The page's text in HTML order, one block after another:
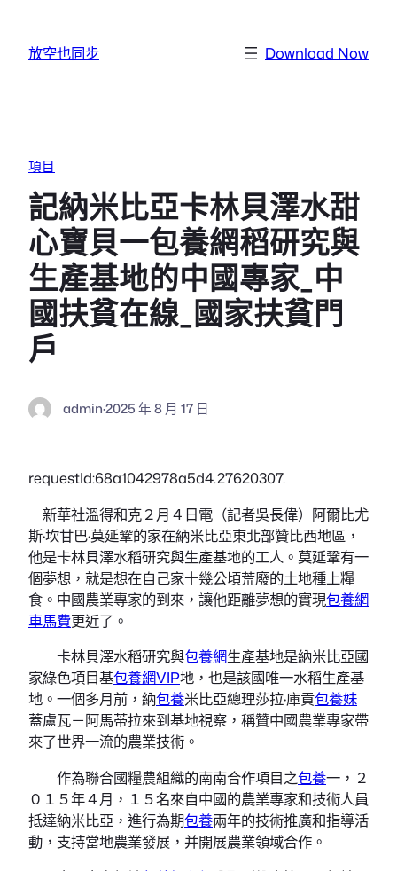
放空也同步 Download Now
項目
記納米比亞卡林貝澤水甜
心寶貝一包養網稻研究與
生產基地的中國專家_中
國扶貧在線_國家扶貧門
戶
admin·2025 年 8 月 17 日
requestId:68a1042978a5d4.27620307.
新華社溫得和克２月４日電（記者吳長偉）阿爾比尤
斯·坎甘巴·莫延鞏的家在納米比亞東北部贊比西地區，
他是卡林貝澤水稻研究與生產基地的工人。莫延鞏有一
個夢想，就是想在自己家十幾公頃荒廢的土地種上糧
食。中國農業專家的到來，讓他距離夢想的實現包養網
車馬費更近了。
卡林貝澤水稻研究與包養網生產基地是納米比亞國
家綠色項目基包養網VIP地，也是該國唯一水稻生產基
地。一個多月前，納包養米比亞總理莎拉·庫貢包養妹
蓋盧瓦－阿馬蒂拉來到基地視察，稱贊中國農業專家帶
來了世界一流的農業技術。
作為聯合國糧農組織的南南合作項目之包養一，２
０１５年４月，１５名來自中國的農業專家和技術人員
抵達納米比亞，進行為期包養兩年的技術推廣和指導活
動，支持當地農業發展，并開展農業領域合作。